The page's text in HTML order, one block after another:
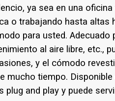
ya sea en una oficina
o trabajando hasta altas
para usted. Adecuado
al aire libre, etc.,
y el cómodo
mucho tiempo. Disponible
plug and play y puede